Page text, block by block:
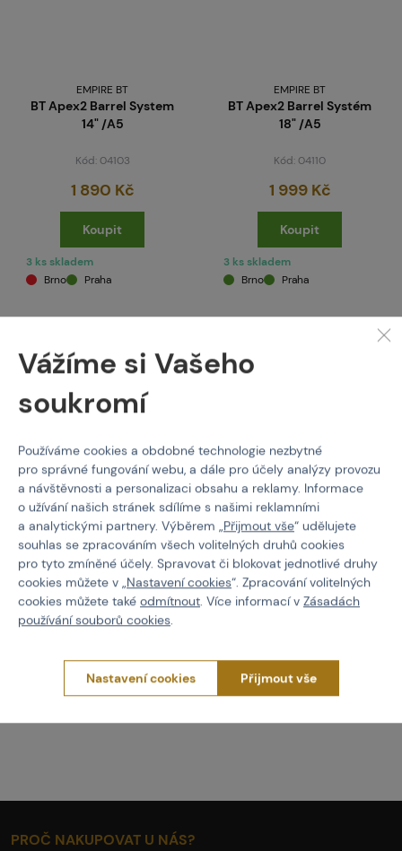
EMPIRE BT
BT Apex2 Barrel System
14" /A5
Kód: 04103
1 890 Kč
Koupit
3 ks skladem
Brno
Praha
EMPIRE BT
BT Apex2 Barrel Systém
18" /A5
Kód: 04110
1 999 Kč
Koupit
3 ks skladem
Brno
Praha
EMPIRE BT
11503 Apex2 Deflector
Kód: 324015
180 Kč
skladem posledních 1 ks
Brno
Praha
PROČ NAKUPOVAT U NÁS?
Vážíme si Vašeho
soukromí
Používáme cookies a obdobné technologie nezbytné
pro správné fungování webu, a dále pro účely analýzy provozu
a návštěvnosti a personalizaci obsahu a reklamy. Informace
o užívání našich stránek sdílíme s našimi reklamními
a analytickými partnery. Výběrem „Přijmout vše“ udělujete
souhlas se zpracováním všech volitelných druhů cookies
pro tyto zmíněné účely. Spravovat či blokovat jednotlivé druhy
cookies můžete v „Nastavení cookies“. Zpracování volitelných
cookies můžete také odmítnout. Více informací v Zásadách
používání souborů cookies.
Nastavení cookies Přijmout vše